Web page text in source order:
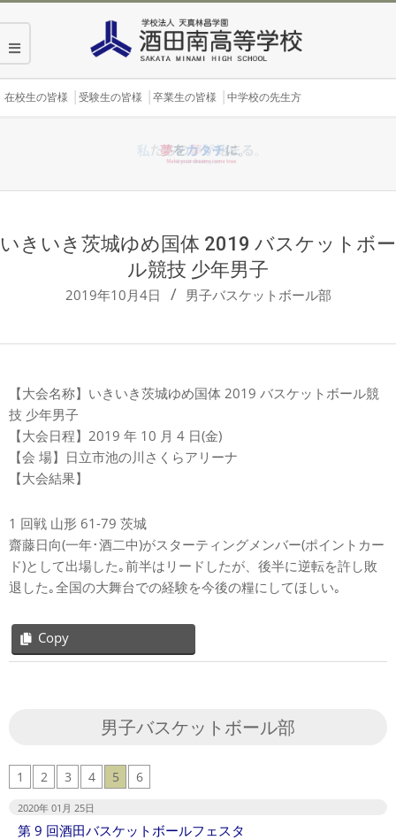
content
Secondary
在校生の皆様 受験生の皆様 卒業生の皆様 中学校の先生方
いきいき茨城ゆめ国体 2019 バスケットボー
ル競技 少年男子
2019年10月4日 男子バスケットボール部
【大会名称】いきいき茨城ゆめ国体 2019 バスケットボール競
技 少年男子
【大会日程】2019 年 10 月 4 日(金)
【会 場】日立市池の川さくらアリーナ
【大会結果】
1 回戦 山形 61-79 茨城
齋藤日向(一年･酒二中)がスターティングメンバー(ポイントカー
ド)として出場した｡前半はリードしたが、後半に逆転を許し敗
退した｡全国の大舞台での経験を今後の糧にしてほしい｡
Copy
男子バスケットボール部
1 2 3 4 5 6
2020年 01月 25日
第 9 回酒田バスケットボールフェスタ